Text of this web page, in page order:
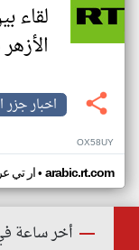
لقاء
اخبار جزر
OX58UY
ار تي• arabic.rt.com
أخر ساعة